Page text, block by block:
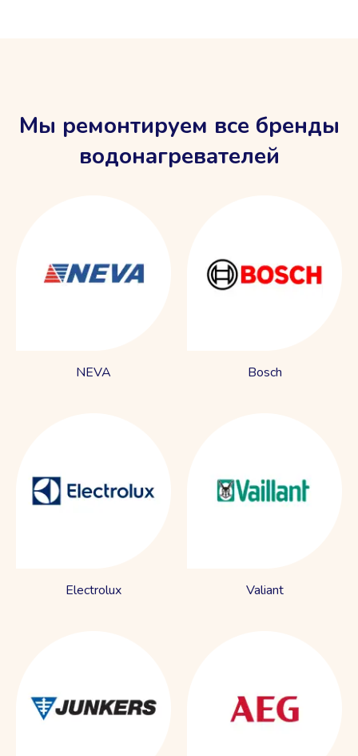
Мы ремонтируем все бренды
водонагревателей
NEVA Bosch
Electrolux Valiant